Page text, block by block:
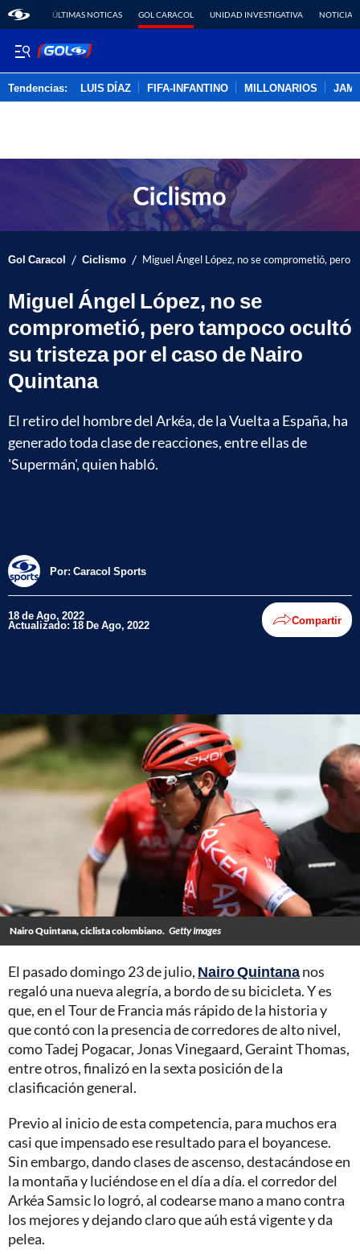
ÚLTIMAS NOTICAS GOL CARACOL UNIDAD INVESTIGATIVA NOTICIAS
Tendencias: LUIS DÍAZ FIFA-INFANTINO MILLONARIOS
Gol Caracol / Ciclismo / Miguel Ángel López, no se comprometió, pero
Miguel Ángel López, no se
comprometió, pero tampoco ocultó
su tristeza por el caso de Nairo
Quintana
El retiro del hombre del Arkéa, de la Vuelta a España, ha
generado toda clase de reacciones, entre ellas de
'Supermán', quien habló.
Por: Caracol Sports
18 de Ago, 2022
Actualizado: 18 De Ago, 2022 Compartir
Nairo Quintana, ciclista colombiano. Getty Images
El pasado domingo 23 de julio, Nairo Quintananos
regaló una nueva alegría, a bordo de su bicicleta. Y es
que, en el Tour de Francia más rápido de la historia y
que contó con la presencia de corredores de alto nivel,
como Tadej Pogacar, Jonas Vinegaard, Geraint Thomas,
entre otros, finalizó en la sexta posición de la
clasificación general.
Previo al inicio de esta competencia, para muchos era
casi que impensado ese resultado para el boyancese.
Sin embargo, dando clases de ascenso, destacándose en
la montaña y luciéndose en el día a día. el corredor del
Arkéa Samsic lo logró, al codearse mano a mano contra
los mejores y dejando claro que aúh está vigente y da
pelea.